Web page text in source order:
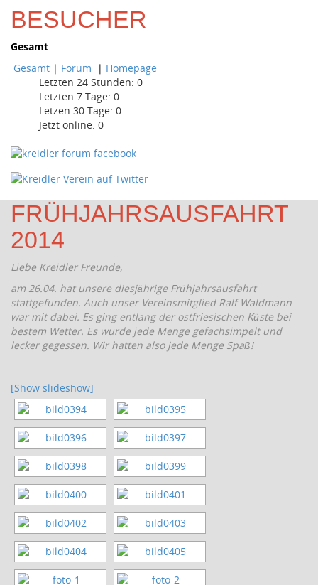
BESUCHER
Gesamt
Gesamt | Forum | Homepage
Letzten 24 Stunden: 0
Letzten 7 Tage: 0
Letzen 30 Tage: 0
Jetzt online: 0
FRÜHJAHRSAUSFAHRT
2014
Liebe Kreidler Freunde,
am 26.04. hat unsere diesjährige Frühjahrsausfahrt
stattgefunden. Auch unser Vereinsmitglied Ralf Waldmann
war mit dabei. Es ging entlang der ostfriesischen Küste bei
bestem Wetter. Es wurde jede Menge gefachsimpelt und
lecker gegessen. Wir hatten also jede Menge Spaß!
[Show slideshow]